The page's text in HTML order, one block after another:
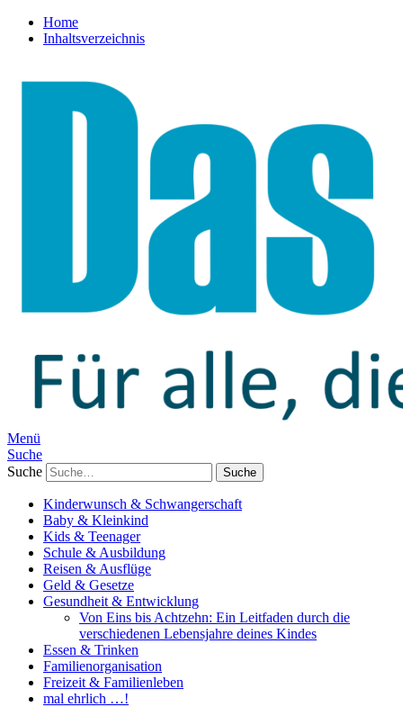
Home
Inhaltsverzeichnis
Menü
Suche
Suche
Kinderwunsch & Schwangerschaft
Baby & Kleinkind
Kids & Teenager
Schule & Ausbildung
Reisen & Ausflüge
Geld & Gesetze
Gesundheit & Entwicklung
Von Eins bis Achtzehn: Ein Leitfaden durch die
verschiedenen Lebensjahre deines Kindes
Essen & Trinken
Familienorganisation
Freizeit & Familienleben
mal ehrlich …!